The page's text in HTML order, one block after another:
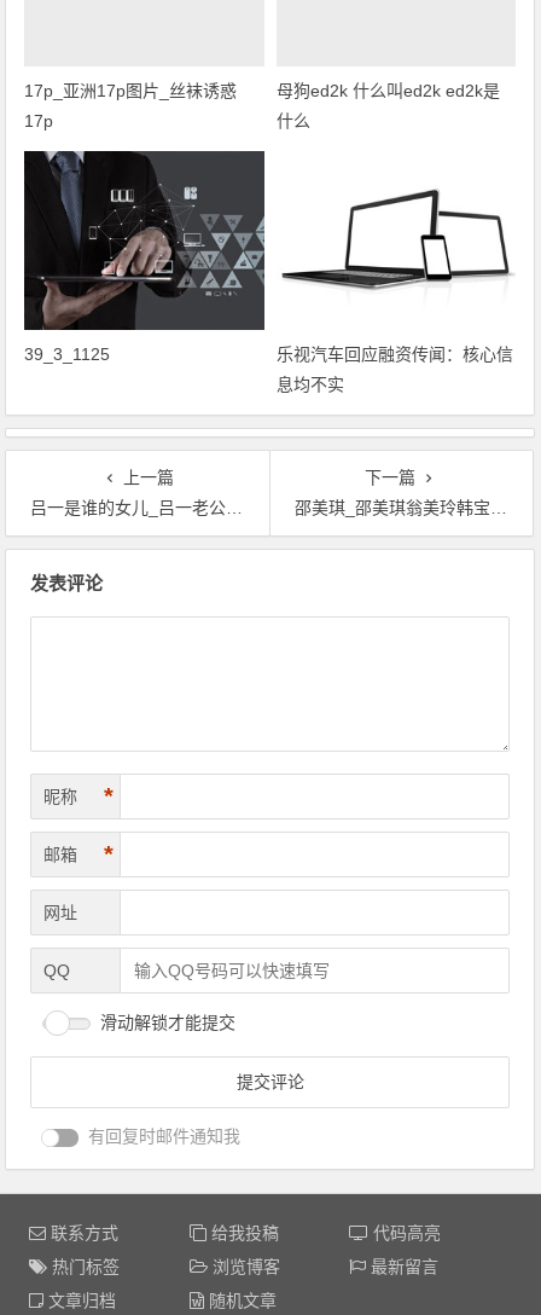
17p_亚洲17p图片_丝袜诱惑
17p
母狗ed2k 什么叫ed2k ed2k是
什么
39_3_1125
乐视汽车回应融资传闻：核心信
息均不实
上一篇
吕一是谁的女儿_吕一老公图片_吴秀波的老婆吕一
下一篇
邵美琪_邵美琪翁美玲韩宝仪_邵美琪微博
发表评论
昵称 *
邮箱 *
网址
QQ
滑动解锁才能提交
有回复时邮件通知我
联系方式 给我投稿
代码高亮
热门标签
浏览博客
最新留言
文章归档
随机文章